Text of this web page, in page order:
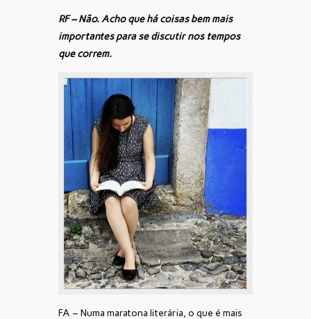
RF – Não. Acho que há coisas bem mais
importantes para se discutir nos tempos
que correm.
FA – Numa maratona literária, o que é mais